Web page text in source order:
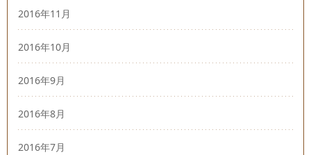
2016年11月
2016年10月
2016年9月
2016年8月
2016年7月